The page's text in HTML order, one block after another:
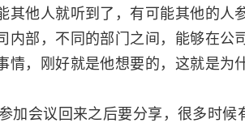
其他人就听到了，有可能其他的
内部，不同的部门之间，能够在公
情，刚好就是他想要的，这就是
会议回来之后要分享，很多时候